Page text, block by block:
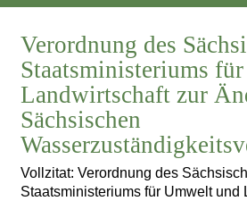
Verordnung des
Staatsministeriums
Landwirtschaft zur
Sächsischen
Vollzitat: Verordnung des
Staatsministeriums für Umwelt und